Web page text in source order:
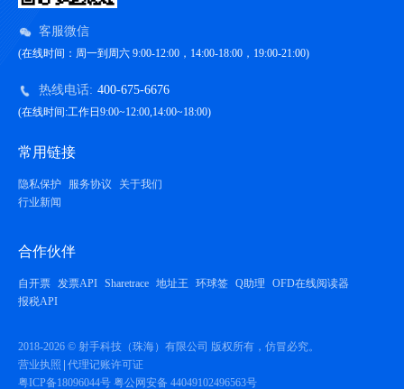
客服微信
(在线时间：周一到周六 9:00-12:00，14:00-18:00，19:00-21:00)
热线电话: 400-675-6676
(在线时间:工作日9:00~12:00,14:00~18:00)
常用链接
隐私保护 服务协议
关于我们
行业新闻
合作伙伴
自开票 发票API Sharetrace 地址王 环球签 Q助理
OFD在线阅读器
报税API
2018-2026 © 射手科技（珠海）有限公司 版权所有，仿冒必究。
营业执照 代理记账许可证
粤ICP备18096044号 粤公网安备 44049102496563号